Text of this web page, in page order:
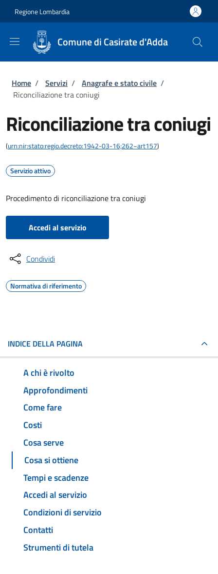
Regione Lombardia
Comune di Casirate d'Adda
Briciole di pane
Home / Servizi / Anagrafe e stato civile /
Riconciliazione tra coniugi
Riconciliazione tra coniugi
(urn:nir:stato:regio.decreto:1942-03-16;262~art157)
Servizio attivo
Procedimento di riconciliazione tra coniugi
Accedi al servizio
Condividi
Normativa di riferimento
INDICE DELLA PAGINA
A chi è rivolto
Approfondimenti
Come fare
Costi
Cosa serve
Cosa si ottiene
Tempi e scadenze
Accedi al servizio
Condizioni di servizio
Contatti
Strumenti di tutela